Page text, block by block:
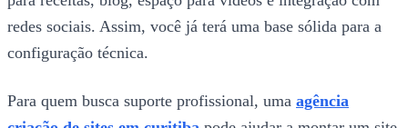
redes sociais. Assim, você já terá uma base sólida para a
configuração técnica.
Para quem busca suporte profissional, uma agência